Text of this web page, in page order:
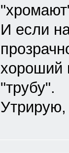
И если
хороший
"трубу".